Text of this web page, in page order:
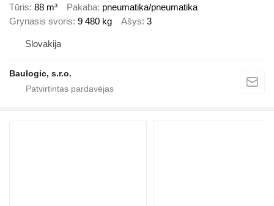
Tūris 88 m³ Pakaba pneumatika/pneumatika
Grynasis svoris 9 480 kg Ašys 3
Slovakija
Baulogic, s.r.o.